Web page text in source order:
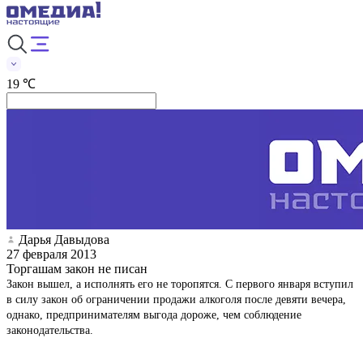
19 ℃
Дарья Давыдова
27 февраля 2013
Торгашам закон не писан
Закон вышел, а исполнять его не торопятся. С первого января вступил
в силу закон об ограничении продажи алкоголя после девяти вечера,
однако, предпринимателям выгода дороже, чем соблюдение
законодательства.